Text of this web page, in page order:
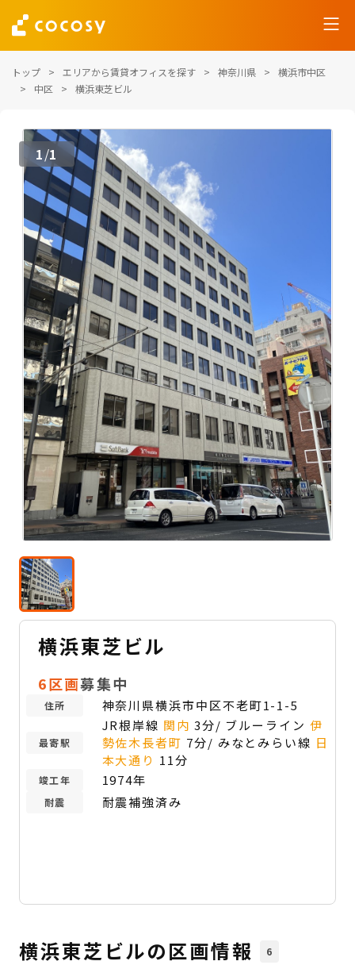
トップ エリアから賃貸オフィスを探す 神奈川県
横浜市中区
中区
横浜東芝ビル
1/1
横浜東芝ビル
6区画募集中
住所 神奈川県横浜市中区不老町1-1-5
最寄駅
JR根岸線 関内 3分/ ブルーライン 伊
勢佐木長者町 7分/ みなとみらい線 日
本大通り 11分
竣工年 1974年
耐震 耐震補強済み
横浜東芝ビルの区画情報 6